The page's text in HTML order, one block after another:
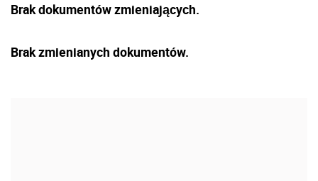
Brak dokumentów zmieniających.
Brak zmienianych dokumentów.